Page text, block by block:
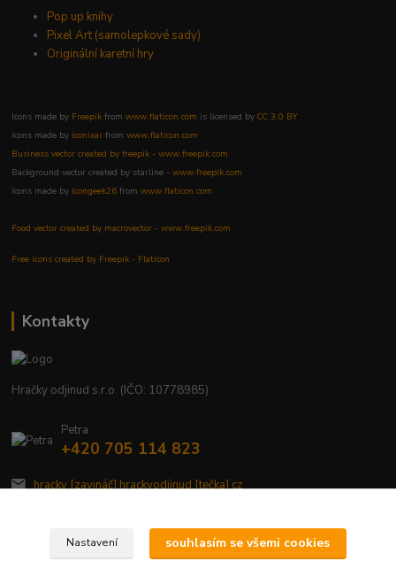
Pop up knihy
Pixel Art (samolepkové sady)
Originální karetní hry
Icons made by Freepik fromwww.flaticon.com is licensed byCC 3.0 BY
Icons made by iconixar fromwww.flaticon.com
Business vector created by freepik - www.freepik.com
Background vector created by starline -www.freepik.com
Icons made by Icongeek26 fromwww.flaticon.com
Food vector created by macrovector - www.freepik.com
Free icons created by Freepik - Flaticon
Kontakty
Hračky odjinud s.r.o. (IČO: 10778985)
Petra
+420 705 114 823
hracky [zavináč] hrackyodjinud [tečka] cz
Nastavení souhlasím se všemi cookies